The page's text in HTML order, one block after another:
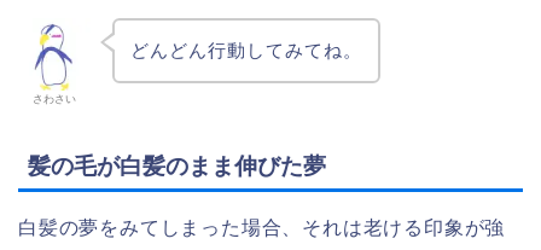
さわさい
どんどん行動してみてね。
髪の毛が白髪のまま伸びた夢
白髪の夢をみてしまった場合、それは老ける印象が強